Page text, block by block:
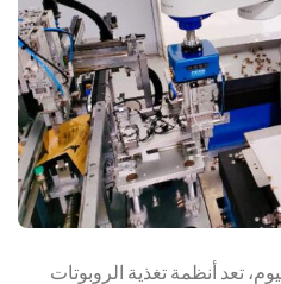
تعد أنظمة تغذية الروبوتات